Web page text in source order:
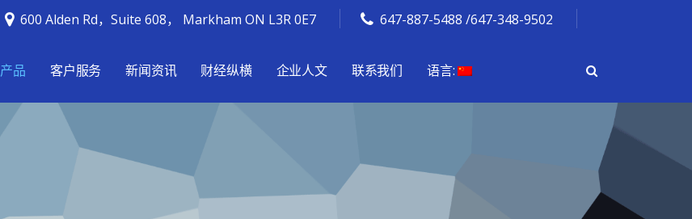
600 Alden Rd，Suite 608， Markham ON L3R 0E7 647-887-5488 /647-348-9502
产品 客户服务 新闻资讯 财经纵横 企业人文 联系我们 语言: